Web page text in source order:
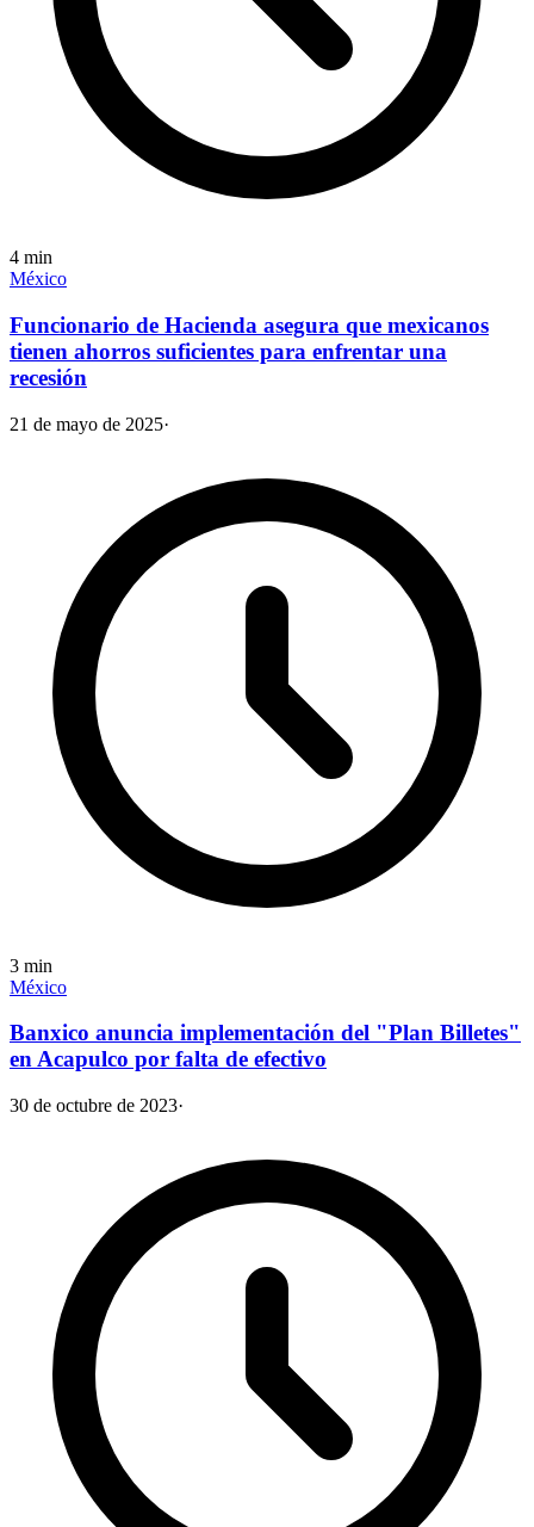
4 min
México
Funcionario de Hacienda asegura que mexicanos
tienen ahorros suficientes para enfrentar una
recesión
21 de mayo de 2025·
3 min
México
Banxico anuncia implementación del "Plan Billetes"
en Acapulco por falta de efectivo
30 de octubre de 2023·